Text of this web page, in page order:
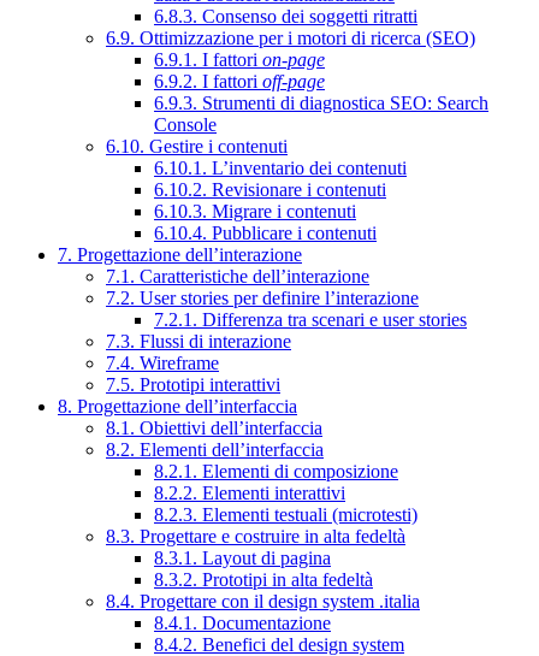
6.8.3. Consenso dei soggetti ritratti
6.9. Ottimizzazione per i motori di ricerca (SEO)
6.9.1. I fattori on-page
6.9.2. I fattori off-page
6.9.3. Strumenti di diagnostica SEO: Search
Console
6.10. Gestire i contenuti
6.10.1. L’inventario dei contenuti
6.10.2. Revisionare i contenuti
6.10.3. Migrare i contenuti
6.10.4. Pubblicare i contenuti
7. Progettazione dell’interazione
7.1. Caratteristiche dell’interazione
7.2. User stories per definire l’interazione
7.2.1. Differenza tra scenari e user stories
7.3. Flussi di interazione
7.4. Wireframe
7.5. Prototipi interattivi
8. Progettazione dell’interfaccia
8.1. Obiettivi dell’interfaccia
8.2. Elementi dell’interfaccia
8.2.1. Elementi di composizione
8.2.2. Elementi interattivi
8.2.3. Elementi testuali (microtesti)
8.3. Progettare e costruire in alta fedeltà
8.3.1. Layout di pagina
8.3.2. Prototipi in alta fedeltà
8.4. Progettare con il design system .italia
8.4.1. Documentazione
8.4.2. Benefici del design system